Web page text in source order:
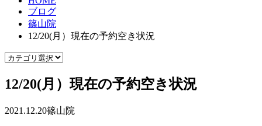
ブログ
篠山院
12/20(月）現在の予約空き状況
12/20(月）現在の予約空き状況
2021.12.20篠山院